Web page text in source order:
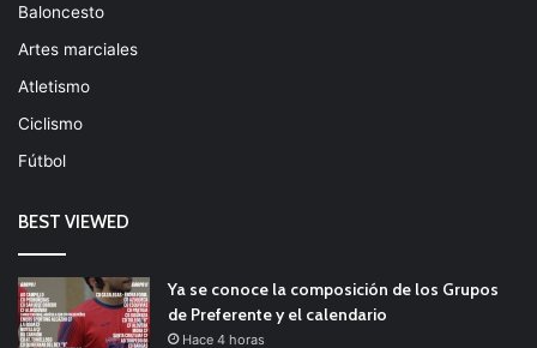
Baloncesto
Artes marciales
Atletismo
Ciclismo
Fútbol
BEST VIEWED
Ya se conoce la composición de los Grupos
de Preferente y el calendario
Hace 4 horas